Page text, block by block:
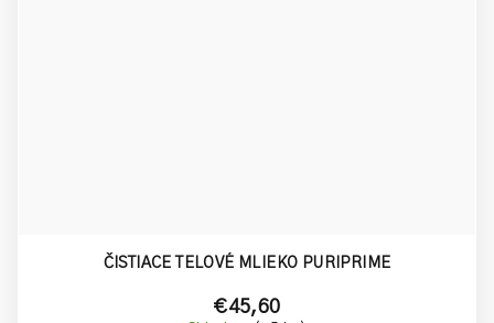
ČISTIACE TELOVÉ MLIEKO PURIPRIME
€45,60